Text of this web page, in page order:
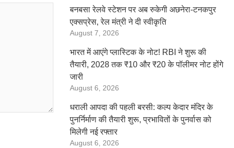
बनबसा रेलवे स्टेशन पर अब रुकेगी अछनेरा-टनकपुर
एक्सप्रेस, रेल मंत्री ने दी स्वीकृति
August 7, 2026
भारत में आएंगे प्लास्टिक के नोट! RBI ने शुरू की
तैयारी, 2028 तक ₹10 और ₹20 के पॉलीमर नोट होंगे
जारी
August 6, 2026
धराली आपदा की पहली बरसी: कल्प केदार मंदिर के
पुनर्निर्माण की तैयारी शुरू, प्रभावितों के पुनर्वास को
मिलेगी नई रफ्तार
August 6, 2026